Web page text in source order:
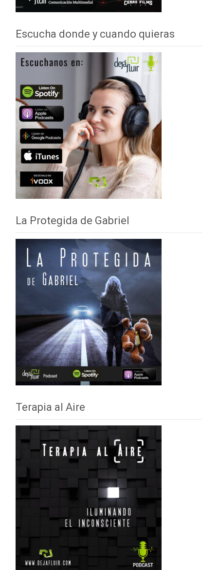
Escucha donde y cuando quieras
La Protegida de Gabriel
Terapia al Aire